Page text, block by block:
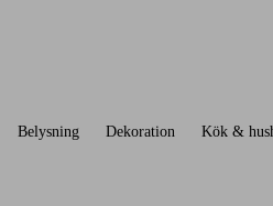
Belysning Dekoration Kök &